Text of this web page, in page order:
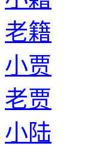
老籍
小贾
老贾
小陆